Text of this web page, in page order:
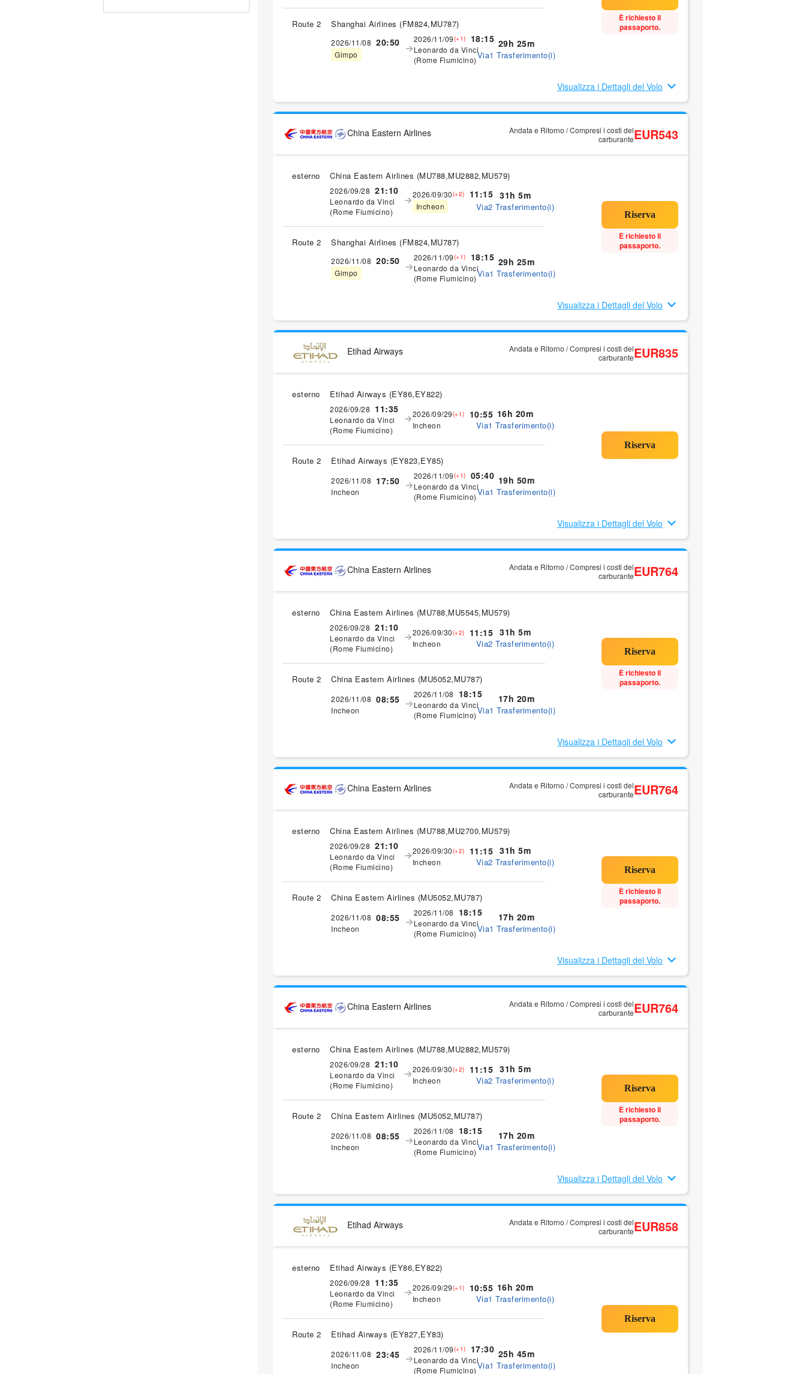
Route 2 Shanghai Airlines (FM824,MU787)
2026/11/08 20:50
Gimpo
2026/11/09(+1) 18:15
Leonardo da Vinci
(Rome Fiumicino)
29h 25m
Via1 Trasferimento(i)
È richiesto il
passaporto.
Visualizza i Dettagli del Volo
China Eastern Airlines
Andata e Ritorno / Compresi i costi del
carburanteEUR543
esterno China Eastern Airlines (MU788,MU2882,MU579)
2026/09/28 21:10
Leonardo da Vinci
(Rome Fiumicino)
2026/09/30(+2) 11:15
Incheon
31h 5m
Via2 Trasferimento(i)
Route 2 Shanghai Airlines (FM824,MU787)
2026/11/08 20:50
Gimpo
2026/11/09(+1) 18:15
Leonardo da Vinci
(Rome Fiumicino)
29h 25m
Via1 Trasferimento(i)
È richiesto il
passaporto.
Visualizza i Dettagli del Volo
Etihad Airways
Andata e Ritorno / Compresi i costi del
carburanteEUR835
esterno Etihad Airways (EY86,EY822)
2026/09/28 11:35
Leonardo da Vinci
(Rome Fiumicino)
2026/09/29(+1) 10:55
Incheon
16h 20m
Via1 Trasferimento(i)
Route 2 Etihad Airways (EY823,EY85)
2026/11/08 17:50
Incheon
2026/11/09(+1) 05:40
Leonardo da Vinci
(Rome Fiumicino)
19h 50m
Via1 Trasferimento(i)
Visualizza i Dettagli del Volo
China Eastern Airlines
Andata e Ritorno / Compresi i costi del
carburanteEUR764
esterno China Eastern Airlines (MU788,MU5545,MU579)
2026/09/28 21:10
Leonardo da Vinci
(Rome Fiumicino)
2026/09/30(+2) 11:15
Incheon
31h 5m
Via2 Trasferimento(i)
Route 2 China Eastern Airlines (MU5052,MU787)
2026/11/08 08:55
Incheon
2026/11/08 18:15
Leonardo da Vinci
(Rome Fiumicino)
17h 20m
Via1 Trasferimento(i)
È richiesto il
passaporto.
Visualizza i Dettagli del Volo
China Eastern Airlines
Andata e Ritorno / Compresi i costi del
carburanteEUR764
esterno China Eastern Airlines (MU788,MU2700,MU579)
2026/09/28 21:10
Leonardo da Vinci
(Rome Fiumicino)
2026/09/30(+2) 11:15
Incheon
31h 5m
Via2 Trasferimento(i)
Route 2 China Eastern Airlines (MU5052,MU787)
2026/11/08 08:55
Incheon
2026/11/08 18:15
Leonardo da Vinci
(Rome Fiumicino)
17h 20m
Via1 Trasferimento(i)
È richiesto il
passaporto.
Visualizza i Dettagli del Volo
China Eastern Airlines
Andata e Ritorno / Compresi i costi del
carburanteEUR764
esterno China Eastern Airlines (MU788,MU2882,MU579)
2026/09/28 21:10
Leonardo da Vinci
(Rome Fiumicino)
2026/09/30(+2) 11:15
Incheon
31h 5m
Via2 Trasferimento(i)
Route 2 China Eastern Airlines (MU5052,MU787)
2026/11/08 08:55
Incheon
2026/11/08 18:15
Leonardo da Vinci
(Rome Fiumicino)
17h 20m
Via1 Trasferimento(i)
È richiesto il
passaporto.
Visualizza i Dettagli del Volo
Etihad Airways
Andata e Ritorno / Compresi i costi del
carburanteEUR858
esterno Etihad Airways (EY86,EY822)
2026/09/28 11:35
Leonardo da Vinci
(Rome Fiumicino)
2026/09/29(+1) 10:55
Incheon
16h 20m
Via1 Trasferimento(i)
Route 2 Etihad Airways (EY827,EY83)
2026/11/08 23:45
Incheon
2026/11/09(+1) 17:30
Leonardo da Vinci
(Rome Fiumicino)
25h 45m
Via1 Trasferimento(i)